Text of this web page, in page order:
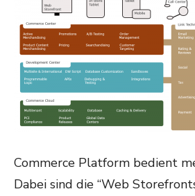
Commerce Platform bedient
Dabei sind die “Web